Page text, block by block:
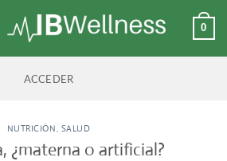
0
ACCEDER
NUTRICIÓN, SALUD
¿materna o artificial?